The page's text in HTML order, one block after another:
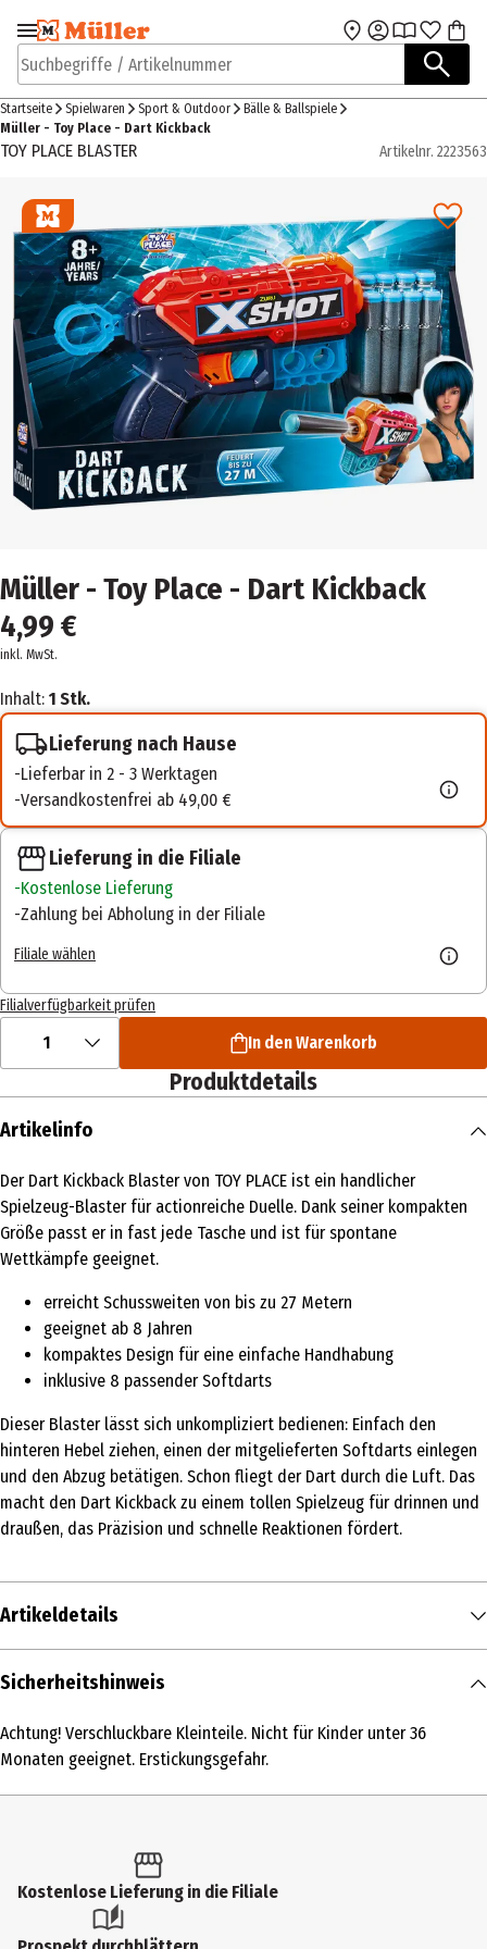
Zur Navigation
springen
Zum Hauptinhalt
Suchbegriffe / Artikelnummer
Startseite Spielwaren Sport & Outdoor
Bälle & Ballspiele
Müller - Toy Place - Dart Kickback
TOY PLACE BLASTER Artikelnr. 2223563
Müller - Toy Place - Dart Kickback
4,99 €
inkl. MwSt.
Inhalt: 1 Stk.
Lieferung nach Hause
Lieferbar in 2 - 3 Werktagen
Versandkostenfrei ab 49,00 €
Lieferung in die Filiale
Kostenlose Lieferung
Zahlung bei Abholung in der Filiale
Filiale wählen
Filialverfügbarkeit prüfen
1 In den Warenkorb
Produktdetails
Artikelinfo
Der Dart Kickback Blaster von TOY PLACE ist ein handlicher
Spielzeug-Blaster für actionreiche Duelle. Dank seiner kompakten
Größe passt er in fast jede Tasche und ist für spontane
Wettkämpfe geeignet.
erreicht Schussweiten von bis zu 27 Metern
geeignet ab 8 Jahren
kompaktes Design für eine einfache Handhabung
inklusive 8 passender Softdarts
Dieser Blaster lässt sich unkompliziert bedienen: Einfach den
hinteren Hebel ziehen, einen der mitgelieferten Softdarts einlegen
und den Abzug betätigen. Schon fliegt der Dart durch die Luft. Das
macht den Dart Kickback zu einem tollen Spielzeug für drinnen und
draußen, das Präzision und schnelle Reaktionen fördert.
Artikeldetails
Inhalt
Produkttyp
Artikelnummer des Herstellers
Sicherheitshinweis
Achtung! Verschluckbare Kleinteile. Nicht für Kinder unter 36
Monaten geeignet. Erstickungsgefahr.
Kostenlose Lieferung in die Filiale